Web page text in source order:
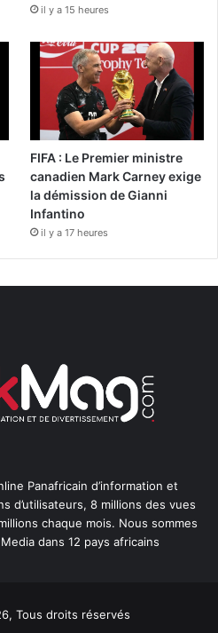
il y a 15 heures
FIFA : Le Premier ministre
canadien Mark Carney exige
la démission de Gianni
Infantino
il y a 17 heures
Panafricain d’information et
d’utilisateurs, 8 millions des vues
chaque mois. Nous sommes
dans 12 pays africains
Tous droits réservés